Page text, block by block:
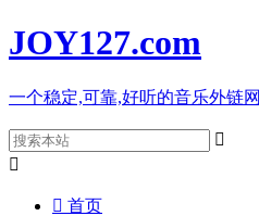
JOY127.com
一个稳定,可靠,好听的音乐外链网


 首页